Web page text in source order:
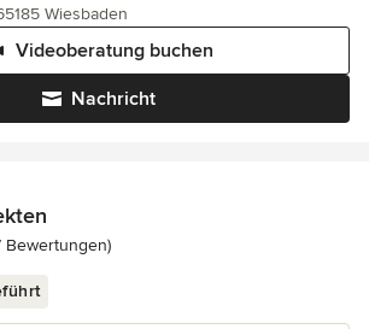
Nachricht
Videoberatung buchen
Wiesbaden
5 von 5 Sternen
Bewertungen)